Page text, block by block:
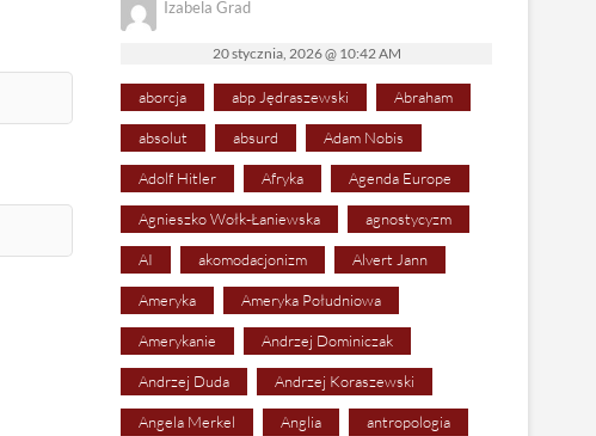
Izabela Grad
20 stycznia, 2026 @ 10:42 AM
aborcja abp Jędraszewski Abraham
absolut absurd Adam Nobis
Adolf Hitler Afryka Agenda Europe
Agnieszko Wołk-Łaniewska agnostycyzm
AI akomodacjonizm Alvert Jann
Ameryka Ameryka Południowa
Amerykanie Andrzej Dominiczak
Andrzej Duda Andrzej Koraszewski
Angela Merkel Anglia antropologia